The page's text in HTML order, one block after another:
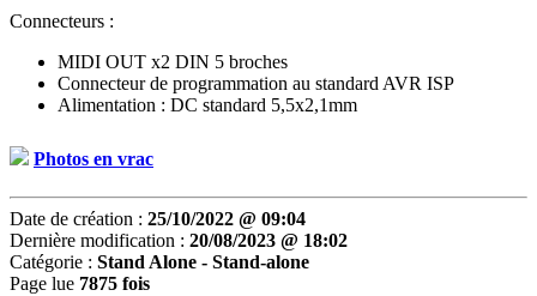
Connecteurs :
MIDI OUT x2 DIN 5 broches
Connecteur de programmation au standard AVR ISP
Alimentation : DC standard 5,5x2,1mm
Photos en vrac
Date de création : 25/10/2022 @ 09:04
Dernière modification : 20/08/2023 @ 18:02
Catégorie : Stand Alone - Stand-alone
Page lue 7875 fois